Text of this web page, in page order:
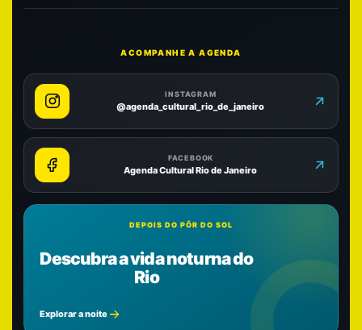
ACOMPANHE A AGENDA
INSTAGRAM
@agenda_cultural_rio_de_janeiro
FACEBOOK
Agenda Cultural Rio de Janeiro
DEPOIS DO PÔR DO SOL
Descubra a vida noturna do
Rio
Explorar a noite